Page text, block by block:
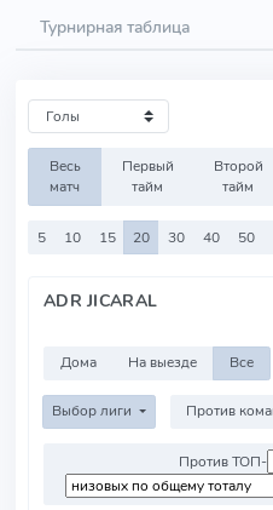
Турнирная таблица
Весь
матч
Первый
тайм
Второй
тайм
5 10 15 20 30 40 50
ADR JICARAL
Дома На выезде Все
Выбор лиги
Против ТОП-